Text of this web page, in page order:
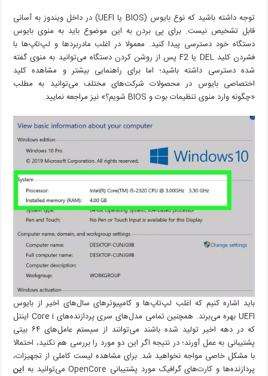
توجه داشته باشید که نوع بایوس (BIOS یا UEFI) در داخل ویندوز به آسانی
قابل تشخیص نیست. برای پی بردن به این موضوع باید به منوی بایوس
دستگاه خود دسترسی پیدا کنید. معمولا در اغلب مادربردها و لپ‌تاپ‌ها با
فشردن کلید DEL یا F2 پس از روشن کردن دستگاه می‌توانید به منوی گفته
شده دسترسی داشته باشید؛ اما برای راهنمایی بیشتر و مشاهده کلید
اختصاصی بایوس در محصولات شرکت‌های مختلف می‌توانید به مطلب
«چگونه وارد منوی تنظیمات بوت و BIOS شویم؟» نیز مراجعه نمایید.
باید اشاره کنیم که اغلب لپ‌تاپ‌ها و کامپیوترهای سال‌های اخیر از بایوس
UEFI بهره می‌برند. همچنین تمامی مدل‌های سری پردازنده‌های Core i اینتل
که در دهه اخیر تولید شده باشند می‌توانند از سیستم عامل‌های ۶۴ بیتی
پشتیبانی به عمل آورند؛ در نتیجه اگر این دو مورد را بررسی هم نکنید، احتمالا
با مشکل خاصی مواجه نخواهید شد. برای مشاهده لیست کاملی از تجهیزات،
پردازنده‌ها و کارت‌های گرافیک مورد پشتیبانی OpenCore می‌توانید به
این